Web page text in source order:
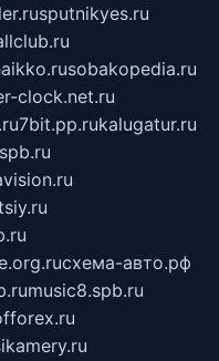
sputnikyes.ru
sobakopedia.ru
clock.net.ru
7bit.pp.rukalugatur.ru
схема-авто.рф
music8.spb.ru